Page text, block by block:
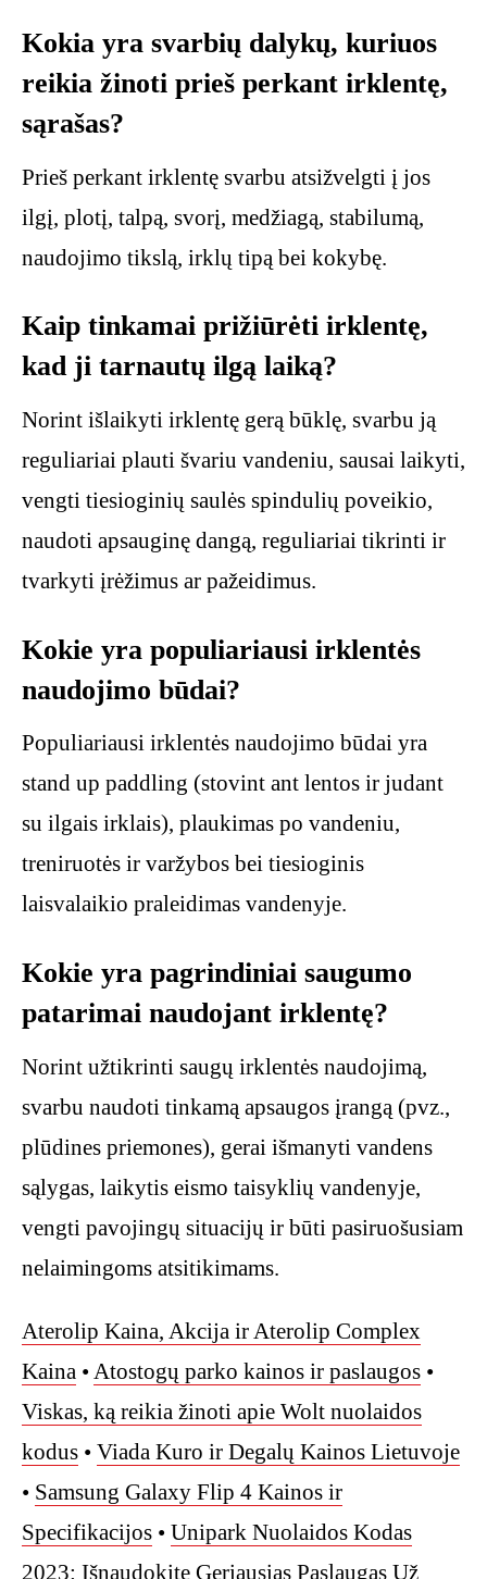
Kokia yra svarbių dalykų, kuriuos
reikia žinoti prieš perkant irklentę,
sąrašas?
Prieš perkant irklentę svarbu atsižvelgti į jos
ilgį, plotį, talpą, svorį, medžiagą, stabilumą,
naudojimo tikslą, irklų tipą bei kokybę.
Kaip tinkamai prižiūrėti irklentę,
kad ji tarnautų ilgą laiką?
Norint išlaikyti irklentę gerą būklę, svarbu ją
reguliariai plauti švariu vandeniu, sausai laikyti,
vengti tiesioginių saulės spindulių poveikio,
naudoti apsauginę dangą, reguliariai tikrinti ir
tvarkyti įrėžimus ar pažeidimus.
Kokie yra populiariausi irklentės
naudojimo būdai?
Populiariausi irklentės naudojimo būdai yra
stand up paddling (stovint ant lentos ir judant
su ilgais irklais), plaukimas po vandeniu,
treniruotės ir varžybos bei tiesioginis
laisvalaikio praleidimas vandenyje.
Kokie yra pagrindiniai saugumo
patarimai naudojant irklentę?
Norint užtikrinti saugų irklentės naudojimą,
svarbu naudoti tinkamą apsaugos įrangą (pvz.,
plūdines priemones), gerai išmanyti vandens
sąlygas, laikytis eismo taisyklių vandenyje,
vengti pavojingų situacijų ir būti pasiruošusiam
nelaimingoms atsitikimams.
Aterolip Kaina, Akcija ir Aterolip Complex
Kaina •Atostogų parko kainos ir paslaugos •
Viskas, ką reikia žinoti apie Wolt nuolaidos
kodus • Viada Kuro ir Degalų Kainos Lietuvoje
• Samsung Galaxy Flip 4 Kainos ir
Specifikacijos • Unipark Nuolaidos Kodas
2023: Išnaudokite Geriausias Paslaugas Už